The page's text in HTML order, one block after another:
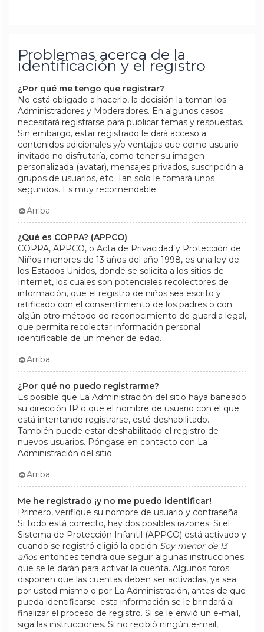
Problemas acerca de la
identificación y el registro
¿Por qué me tengo que registrar?
No está obligado a hacerlo, la decisión la toman los
Administradores y Moderadores. En algunos casos
necesitará registrarse para publicar temas y respuestas.
Sin embargo, estar registrado le dará acceso a
contenidos adicionales y/o ventajas que como usuario
invitado no disfrutaría, como tener su imagen
personalizada (avatar), mensajes privados, suscripción a
grupos de usuarios, etc. Tan solo le tomará unos
segundos. Es muy recomendable.
Arriba
¿Qué es COPPA? (APPCO)
COPPA, APPCO, o Acta de Privacidad y Protección de
Niños menores de 13 años del año 1998, es una ley de
los Estados Unidos, donde se solicita a los sitios de
Internet, los cuales son potenciales recolectores de
información, que el registro de niños sea escrito y
ratificado con el consentimiento de los padres o con
algún otro método de reconocimiento de guardia legal,
que permita recolectar información personal
identificable de un menor de edad.
Arriba
¿Por qué no puedo registrarme?
Es posible que La Administración del sitio haya baneado
su dirección IP o que el nombre de usuario con el que
está intentando registrarse, esté deshabilitado.
También puede estar deshabilitado el registro de
nuevos usuarios. Póngase en contacto con La
Administración del sitio.
Arriba
Me he registrado ¡y no me puedo identificar!
Primero, verifique su nombre de usuario y contraseña.
Si todo está correcto, hay dos posibles razones. Si el
Sistema de Protección Infantil (APPCO) está activado y
cuando se registró eligió la opción Soy menor de 13
añosentonces tendrá que seguir algunas instrucciones
que se le darán para activar la cuenta. Algunos foros
disponen que las cuentas deben ser activadas, ya sea
por usted mismo o por La Administración, antes de que
pueda identificarse; esta información se le brindará al
finalizar el proceso de registro. Si se le envió un e-mail,
siga las instrucciones. Si no recibió ningún e-mail,